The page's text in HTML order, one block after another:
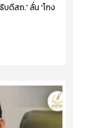
บดีสถ.' ลั่น 'โกง